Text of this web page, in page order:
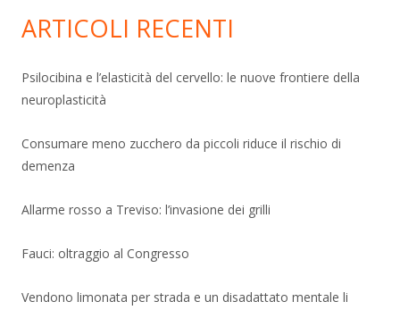
ARTICOLI RECENTI
Psilocibina e l’elasticità del cervello: le nuove frontiere della
neuroplasticità
Consumare meno zucchero da piccoli riduce il rischio di
demenza
Allarme rosso a Treviso: l’invasione dei grilli
Fauci: oltraggio al Congresso
Vendono limonata per strada e un disadattato mentale li